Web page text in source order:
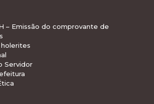
– Emissão do comprovante de
Servidor